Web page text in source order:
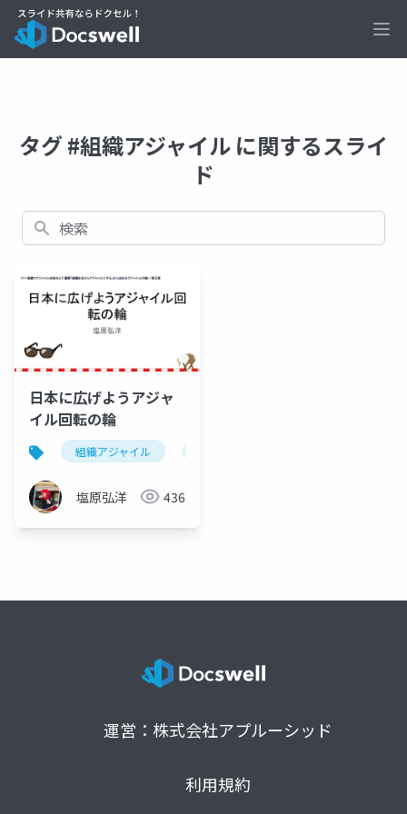
タグ #組織アジャイル に関するスライ
ド
検索
日本に広げようアジャ
イル回転の輪
組織アジャイル
塩原弘洋 436
運営：株式会社アプルーシッド
利用規約